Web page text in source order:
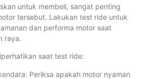
untuk membeli, sangat penting
tersebut. Lakukan test ride untuk
dan performa motor saat
raya.
saat test ride:
Periksa apakah motor nyaman